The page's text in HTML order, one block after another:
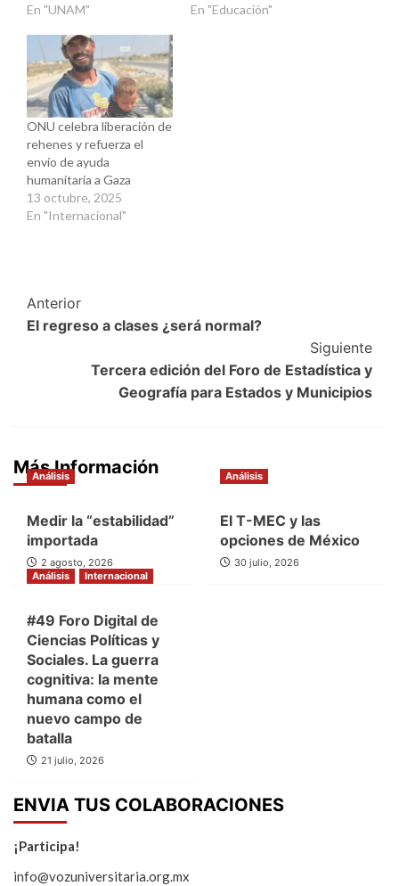
En "UNAM"
En "Educación"
ONU celebra liberación de
rehenes y refuerza el
envío de ayuda
humanitaria a Gaza
13 octubre, 2025
En "Internacional"
Post
Navigation
Anterior
El regreso a clases ¿será normal?
Siguiente
Tercera edición del Foro de Estadística y
Geografía para Estados y Municipios
Más Información
Análisis
Medir la “estabilidad”
importada
2 agosto, 2026
Análisis
El T-MEC y las
opciones de México
30 julio, 2026
Análisis
Internacional
#49 Foro Digital de
Ciencias Políticas y
Sociales. La guerra
cognitiva: la mente
humana como el
nuevo campo de
batalla
21 julio, 2026
ENVIA TUS COLABORACIONES
¡Participa!
info@vozuniversitaria.org.mx